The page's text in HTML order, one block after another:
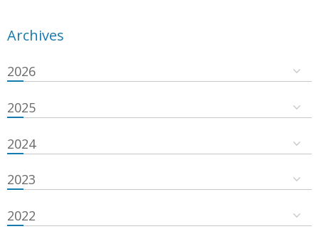
Archives
2026
2025
2024
2023
2022